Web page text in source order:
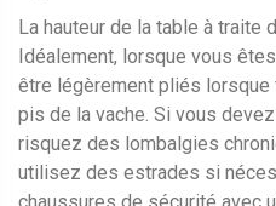
La hauteur de la table à traite
Idéalement, lorsque vous
être légèrement pliés
pis de la vache. Si vous
risquez des lombalgies
utilisez des estrades si